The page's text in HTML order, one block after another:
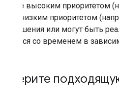
с более высоким приоритетом
более низким приоритетом
для решения или могут быть
меняться со временем в
Выберите